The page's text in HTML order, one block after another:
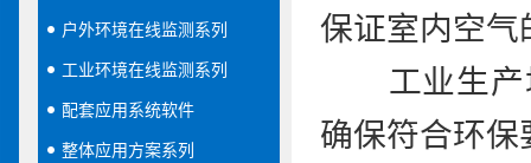
户外环境在线监测系列
工业环境在线监测系列
配套应用系统软件
整体应用方案系列
保证室内空气
工业生产场
确保符合环保